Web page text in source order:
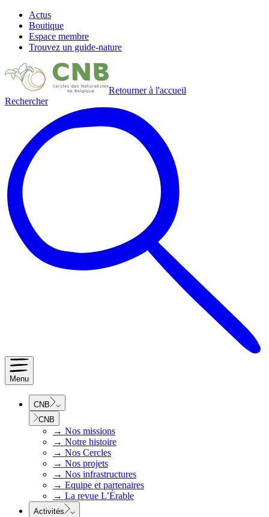
Actus
Boutique
Espace membre
Trouvez un guide-nature
Retourner à l'accueil
Rechercher
Menu
CNB
CNB
→ Nos missions
→ Notre histoire
→ Nos Cercles
→ Nos projets
→ Nos infrastructures
→ Equipe et partenaires
→ La revue L’Érable
Activités